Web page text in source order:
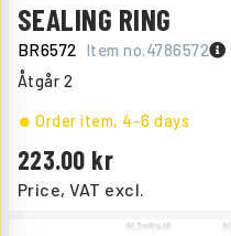
SEALING RING
BR6572 Item no.4786572
Åtgår 2
Price, VAT excl.
223.00
Order item, 4-6 days